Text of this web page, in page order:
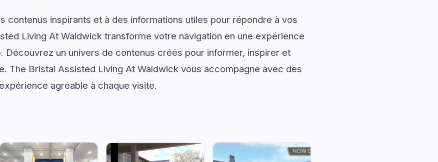
contenus inspirants et à des informations utiles pour répondre à vos
Living At Waldwick transforme votre navigation en une expérience
Découvrez un univers de contenus créés pour informer, inspirer et
The Bristal Assisted Living At Waldwick vous accompagne avec des
agréable à chaque visite.